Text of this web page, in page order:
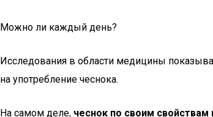
Можно ли каждый день?
Исследования в области медицины
на употребление чеснока.
На самом деле, чеснок по своим свойствам